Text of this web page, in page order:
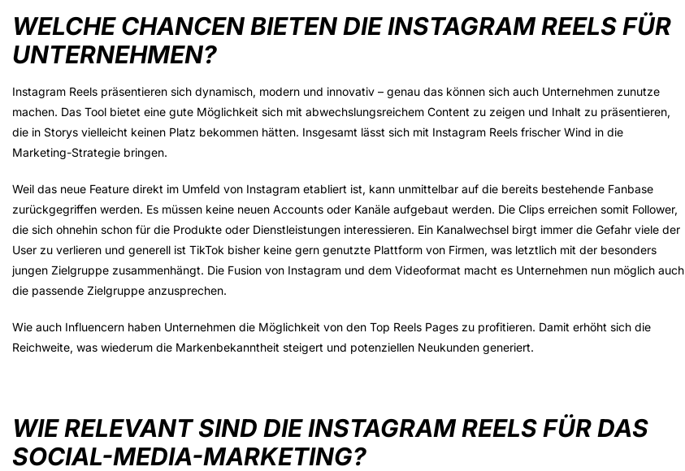
WELCHE CHANCEN BIETEN DIE INSTAGRAM REELS FÜR
UNTERNEHMEN?
Instagram Reels präsentieren sich dynamisch, modern und innovativ – genau das können sich auch Unternehmen zunutze
machen. Das Tool bietet eine gute Möglichkeit sich mit abwechslungsreichem Content zu zeigen und Inhalt zu präsentieren,
die in Storys vielleicht keinen Platz bekommen hätten. Insgesamt lässt sich mit Instagram Reels frischer Wind in die
Marketing-Strategie bringen.
Weil das neue Feature direkt im Umfeld von Instagram etabliert ist, kann unmittelbar auf die bereits bestehende Fanbase
zurückgegriffen werden. Es müssen keine neuen Accounts oder Kanäle aufgebaut werden. Die Clips erreichen somit Follower,
die sich ohnehin schon für die Produkte oder Dienstleistungen interessieren. Ein Kanalwechsel birgt immer die Gefahr viele der
User zu verlieren und generell ist TikTok bisher keine gern genutzte Plattform von Firmen, was letztlich mit der besonders
jungen Zielgruppe zusammenhängt. Die Fusion von Instagram und dem Videoformat macht es Unternehmen nun möglich auch
die passende Zielgruppe anzusprechen.
Wie auch Influencern haben Unternehmen die Möglichkeit von den Top Reels Pages zu profitieren. Damit erhöht sich die
Reichweite, was wiederum die Markenbekanntheit steigert und potenziellen Neukunden generiert.
WIE RELEVANT SIND DIE INSTAGRAM REELS FÜR DAS
SOCIAL-MEDIA-MARKETING?